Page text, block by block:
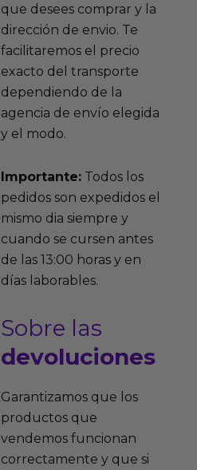
que desees comprar y la
dirección de envio. Te
facilitaremos el precio
exacto del transporte
dependiendo de la
agencia de envío elegida
y el modo.
Importante:Todos los
pedidos son expedidos el
mismo dia siempre y
cuando se cursen antes
de las 13:00 horas y en
días laborables.
Sobre las
devoluciones
Garantizamos que los
productos que
vendemos funcionan
correctamente y que si